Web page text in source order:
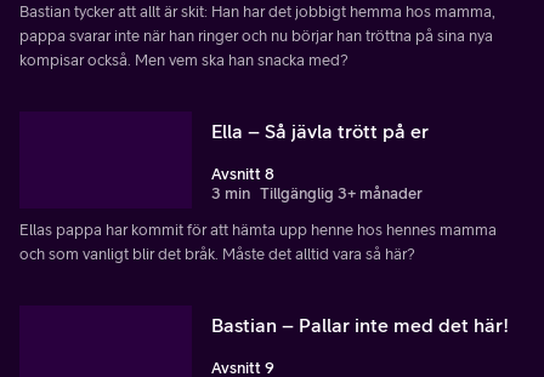
Bastian tycker att allt är skit: Han har det jobbigt hemma hos mamma,
pappa svarar inte när han ringer och nu börjar han tröttna på sina nya
kompisar också. Men vem ska han snacka med?
Ella – Så jävla trött på er
Avsnitt 8
3 min Tillgänglig 3+ månader
Ellas pappa har kommit för att hämta upp henne hos hennes mamma
och som vanligt blir det bråk. Måste det alltid vara så här?
Bastian – Pallar inte med det här!
Avsnitt 9